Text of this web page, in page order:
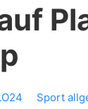
Sport